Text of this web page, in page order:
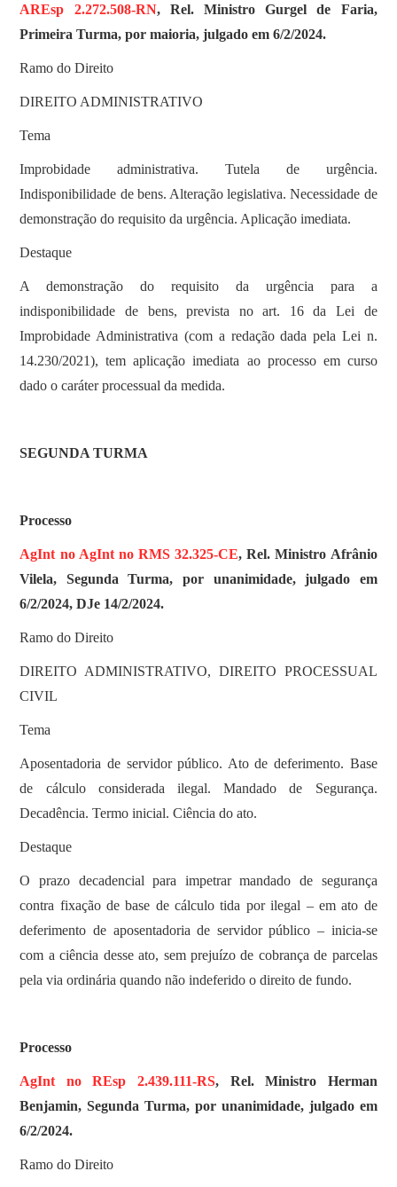
AREsp 2.272.508-RN, Rel. Ministro Gurgel de Faria,
Primeira Turma, por maioria, julgado em 6/2/2024.
Ramo do Direito
DIREITO ADMINISTRATIVO
Tema
Improbidade administrativa. Tutela de urgência.
Indisponibilidade de bens. Alteração legislativa. Necessidade de
demonstração do requisito da urgência. Aplicação imediata.
Destaque
A demonstração do requisito da urgência para a
indisponibilidade de bens, prevista no art. 16 da Lei de
Improbidade Administrativa (com a redação dada pela Lei n.
14.230/2021), tem aplicação imediata ao processo em curso
dado o caráter processual da medida.
SEGUNDA TURMA
Processo
AgInt no AgInt no RMS 32.325-CE, Rel. Ministro Afrânio
Vilela, Segunda Turma, por unanimidade, julgado em
6/2/2024, DJe 14/2/2024.
Ramo do Direito
DIREITO ADMINISTRATIVO, DIREITO PROCESSUAL
CIVIL
Tema
Aposentadoria de servidor público. Ato de deferimento. Base
de cálculo considerada ilegal. Mandado de Segurança.
Decadência. Termo inicial. Ciência do ato.
Destaque
O prazo decadencial para impetrar mandado de segurança
contra fixação de base de cálculo tida por ilegal – em ato de
deferimento de aposentadoria de servidor público – inicia-se
com a ciência desse ato, sem prejuízo de cobrança de parcelas
pela via ordinária quando não indeferido o direito de fundo.
Processo
AgInt no REsp 2.439.111-RS, Rel. Ministro Herman
Benjamin, Segunda Turma, por unanimidade, julgado em
6/2/2024.
Ramo do Direito